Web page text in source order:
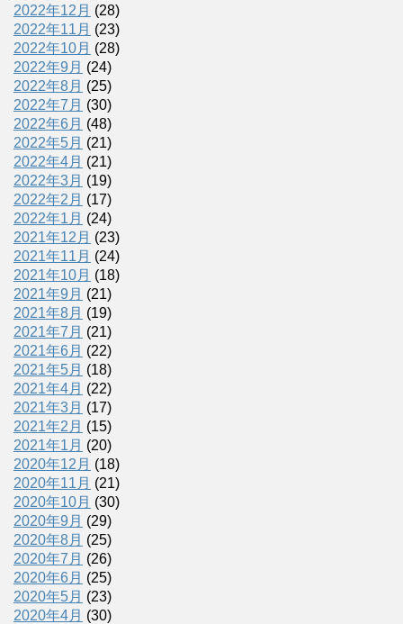
2022年12月 (28)
2022年11月 (23)
2022年10月 (28)
2022年9月 (24)
2022年8月 (25)
2022年7月 (30)
2022年6月 (48)
2022年5月 (21)
2022年4月 (21)
2022年3月 (19)
2022年2月 (17)
2022年1月 (24)
2021年12月 (23)
2021年11月 (24)
2021年10月 (18)
2021年9月 (21)
2021年8月 (19)
2021年7月 (21)
2021年6月 (22)
2021年5月 (18)
2021年4月 (22)
2021年3月 (17)
2021年2月 (15)
2021年1月 (20)
2020年12月 (18)
2020年11月 (21)
2020年10月 (30)
2020年9月 (29)
2020年8月 (25)
2020年7月 (26)
2020年6月 (25)
2020年5月 (23)
2020年4月 (30)